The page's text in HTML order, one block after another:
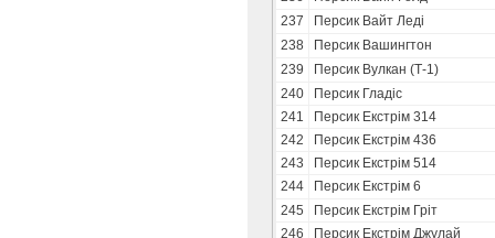
237
Персик Вайт Леді
238
Персик Вашингтон
239
Персик Вулкан (Т-1)
240
Персик Гладіс
241
Персик Екстрім 314
242
Персик Екстрім 436
243
Персик Екстрім 514
244
Персик Екстрім 6
245
Персик Екстрім Гріт
246
Персик Екстрім Джулай